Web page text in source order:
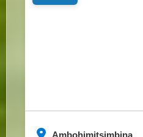
Ambohimitsimbina